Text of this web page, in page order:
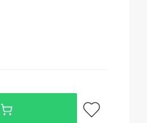
Toevoegen aan